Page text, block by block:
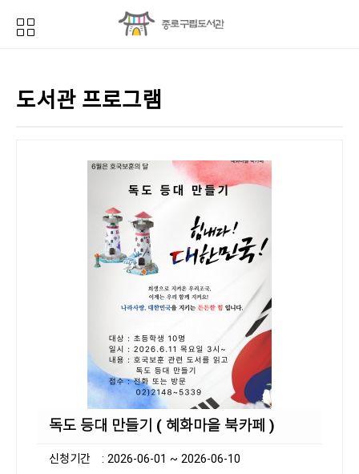
도서관 프로그램
독도 등대 만들기 ( 혜화마을 북카페 )
신청기간 : 2026-06-01 ~ 2026-06-10